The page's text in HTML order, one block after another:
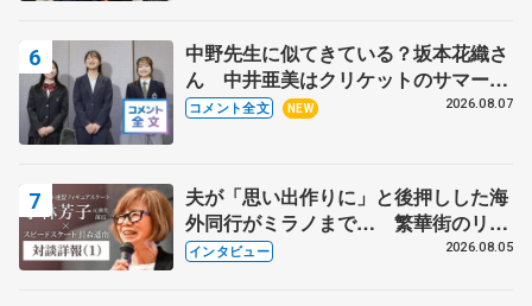
中野先生に似てきている？坂本花織さ
ん 中井亜美はクリケットのサマーキ
ャンプに 島田麻央はたくさん試合に
コメント全文 NEW 2026.08.07
夫が「思い出作りに」と後押しした海
外同行がミラノまで… 繁華街のリン
クでは不良のお兄さんも味方に 小林
インタビュー 2026.08.05